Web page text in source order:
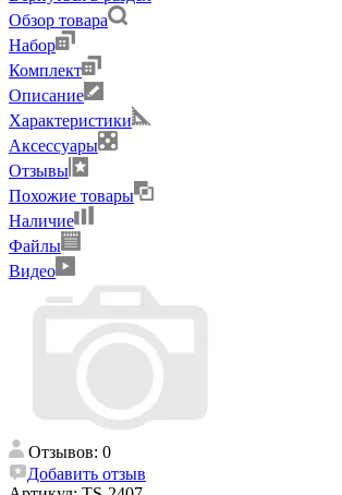
Обзор товара
Набор
Комплект
Описание
Характеристики
Аксессуары
Отзывы
Похожие товары
Наличие
Файлы
Видео
Отзывов: 0
Добавить отзыв